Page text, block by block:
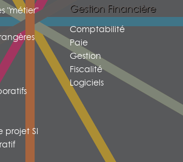
"métier"
projet SI
Gestion Financière
Comptabilité
Paie
Gestion
Fiscalité
Logiciels